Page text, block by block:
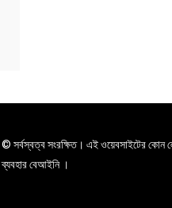
© সর্বস্বত্ব সংরক্ষিত। এই ওয়েবসাইটের কোন
ব্যবহার বেআইনি ।